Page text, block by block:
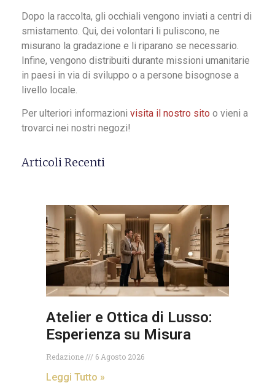
Dopo la raccolta, gli occhiali vengono inviati a centri di
smistamento. Qui, dei volontari li puliscono, ne
misurano la gradazione e li riparano se necessario.
Infine, vengono distribuiti durante missioni umanitarie
in paesi in via di sviluppo o a persone bisognose a
livello locale.
Per ulteriori informazioni visita il nostro sito o vieni a
trovarci nei nostri negozi!
Articoli Recenti
Atelier e Ottica di Lusso:
Esperienza su Misura
Redazione 6 Agosto 2026
Leggi Tutto »